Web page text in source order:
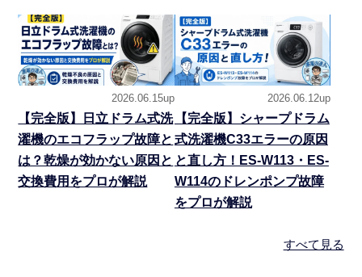
2026.06.15up
【完全版】日立ドラム式洗
濯機のエコフラップ故障と
は？乾燥が効かない原因と
交換費用をプロが解説
2026.06.12up
【完全版】シャープドラム
式洗濯機C33エラーの原因
と直し方！ES-W113・ES-
W114のドレンポンプ故障
をプロが解説
すべて見る